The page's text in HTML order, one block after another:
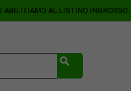
ABILITIAMO AL LISTINO INGROSSO.
search